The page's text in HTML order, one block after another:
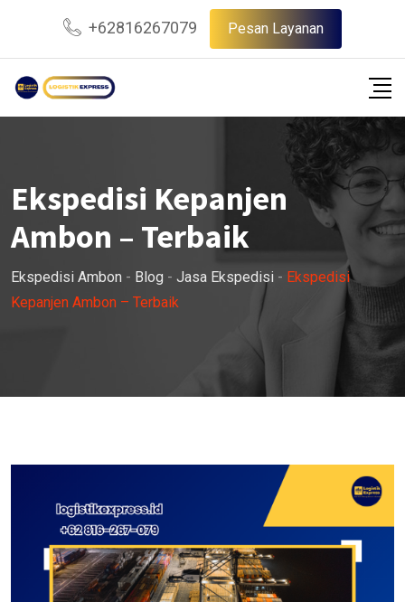
content
+62816267079 Pesan Layanan
Ekspedisi Kepanjen
Ambon – Terbaik
Ekspedisi Ambon - Blog - Jasa Ekspedisi - Ekspedisi
Kepanjen Ambon – Terbaik